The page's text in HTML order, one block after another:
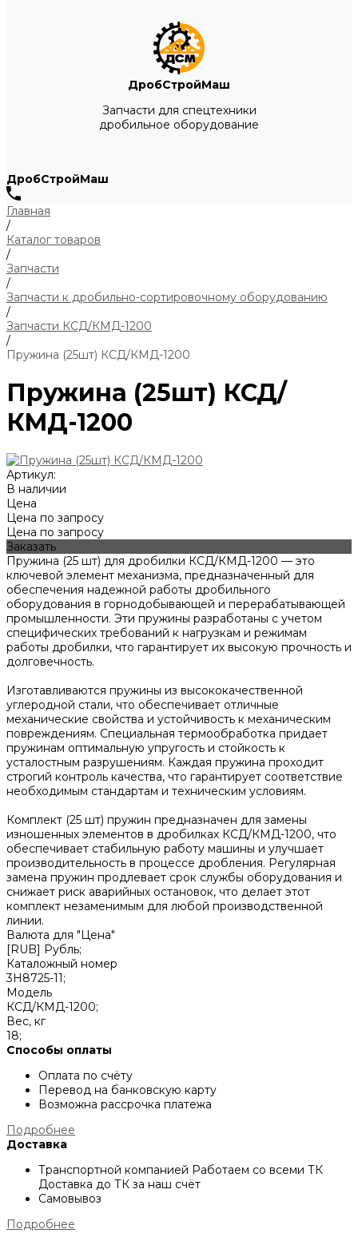
ДробСтройМаш
Запчасти для спецтехники
дробильное оборудование
ДробСтройМаш
Главная
/
Каталог товаров
/
Запчасти
/
Запчасти к дробильно-сортировочному оборудованию
/
Запчасти КСД/КМД-1200
/
Пружина (25шт) КСД/КМД-1200
Пружина (25шт) КСД/
КМД-1200
Артикул:
В наличии
Цена
Цена по запросу
Цена по запросу
Заказать
Пружина (25 шт) для дробилки КСД/КМД-1200 — это
ключевой элемент механизма, предназначенный для
обеспечения надежной работы дробильного
оборудования в горнодобывающей и перерабатывающей
промышленности. Эти пружины разработаны с учетом
специфических требований к нагрузкам и режимам
работы дробилки, что гарантирует их высокую прочность и
долговечность.
Изготавливаются пружины из высококачественной
углеродной стали, что обеспечивает отличные
механические свойства и устойчивость к механическим
повреждениям. Специальная термообработка придает
пружинам оптимальную упругость и стойкость к
усталостным разрушениям. Каждая пружина проходит
строгий контроль качества, что гарантирует соответствие
необходимым стандартам и техническим условиям.
Комплект (25 шт) пружин предназначен для замены
изношенных элементов в дробилках КСД/КМД-1200, что
обеспечивает стабильную работу машины и улучшает
производительность в процессе дробления. Регулярная
замена пружин продлевает срок службы оборудования и
снижает риск аварийных остановок, что делает этот
комплект незаменимым для любой производственной
линии.
Валюта для "Цена"
[RUB] Рубль;
Каталожный номер
3Н8725-11;
Модель
КСД/КМД-1200;
Вес, кг
18;
Способы оплаты
Оплата по счёту
Перевод на банковскую карту
Возможна рассрочка платежа
Подробнее
Доставка
Транспортной компанией Работаем со всеми ТК
Доставка до ТК за наш счёт
Самовывоз
Подробнее